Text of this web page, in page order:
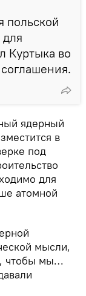
польской
Куртыка во
ядерный
в
под
для
атомной
мысли,
чтобы мы…